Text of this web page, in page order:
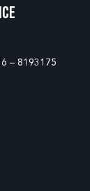
– 8193175